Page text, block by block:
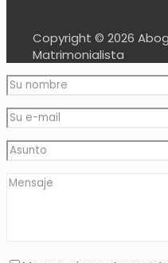
Copyright © 2026
Matrimonialista